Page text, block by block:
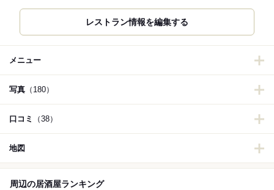
レストラン情報を編集する
メニュー
写真 （180）
口コミ （38）
地図
周辺の居酒屋ランキング